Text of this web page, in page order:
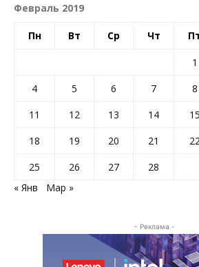
Февраль 2019
Пн Вт Ср Чт
1
4
5 6 7 8
11
12 13 14 15
18
19 20 21 22
25
26 27
28
« Янв
Мар »
- Реклама -